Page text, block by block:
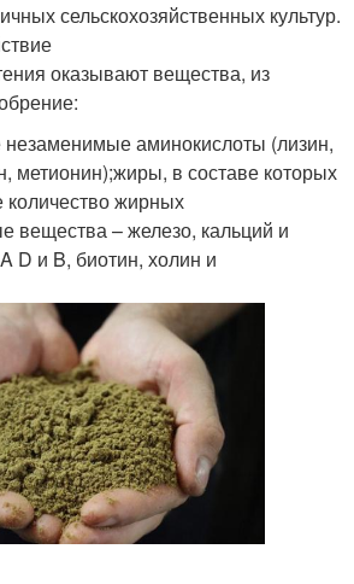
сельскохозяйственных культур.
оказывают вещества, из
аминокислоты (лизин,
метионин);жиры, в составе которых
жирных
вещества – железо, кальций и
и B, биотин, холин и